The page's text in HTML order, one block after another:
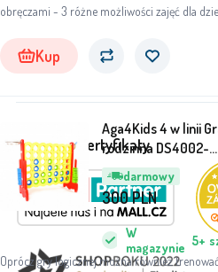
obręczami - 3 różne możliwości zajęć dla
Kup
darmowy
Aga4Kids 4 w linii
rodzinna DS4002-
YEL-RE
Oprócz gry logicznej można również trenować
W
magazynie 5+
300PLN
Nagrody i certyfikaty